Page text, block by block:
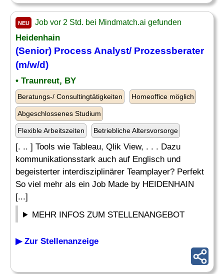
NEU Job vor 2 Std. bei Mindmatch.ai gefunden
Heidenhain
(Senior) Process Analyst/ Prozessberater
(m/w/d)
• Traunreut, BY
Beratungs-/ Consultingtätigkeiten Homeoffice möglich
Abgeschlossenes Studium
Flexible Arbeitszeiten Betriebliche Altersvorsorge
[. .. ] Tools wie Tableau, Qlik View, . . . Dazu
kommunikationsstark auch auf Englisch und
begeisterter interdisziplinärer Teamplayer? Perfekt
So viel mehr als ein Job Made by HEIDENHAIN
[...]
MEHR INFOS ZUM STELLENANGEBOT
▶ Zur Stellenanzeige